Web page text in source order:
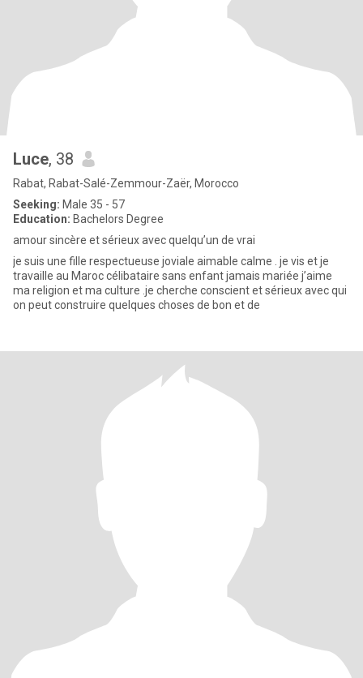
Luce, 38
Rabat, Rabat-Salé-Zemmour-Zaër, Morocco
Seeking: Male 35 - 57
Education: Bachelors Degree
amour sincère et sérieux avec quelqu’un de vrai
je suis une fille respectueuse joviale aimable calme . je vis et je
travaille au Maroc célibataire sans enfant jamais mariée j’aime
ma religion et ma culture .je cherche conscient et sérieux avec qui
on peut construire quelques choses de bon et de